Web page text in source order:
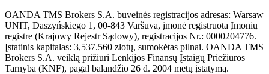
OANDA TMS Brokers S.A. buveinės registracijos adresas: Warsaw
UNIT, Daszyńskiego 1, 00-843 Varšuva, įmonė registruota Įmonių
registre (Krajowy Rejestr Sądowy), registracijos Nr.: 0000204776.
Įstatinis kapitalas: 3,537.560 zlotų, sumokėtas pilnai. OANDA TMS
Brokers S.A. veiklą prižiuri Lenkijos Finansų Įstaigų Priežiūros
Tarnyba (KNF), pagal balandžio 26 d. 2004 metų įstatymą.